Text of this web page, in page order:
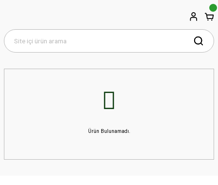
Ürün Bulunamadı.